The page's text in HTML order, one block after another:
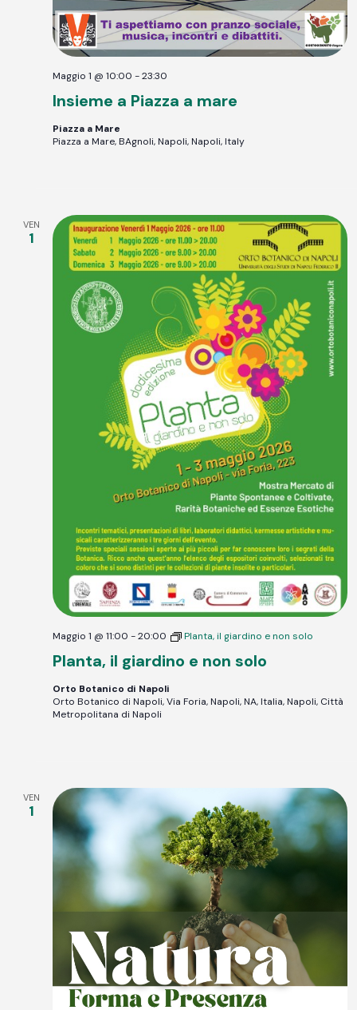
Insieme a Piazza a mare
Maggio 1 @ 10:00 -23:30
Piazza a Mare
Piazza a Mare, BAgnoli, Napoli, Napoli, Italy
VEN
1
Planta, il giardino e non solo
Maggio 1 @ 11:00 -20:00 Planta, il giardino e non solo
Orto Botanico di Napoli
Orto Botanico di Napoli, Via Foria, Napoli, NA, Italia, Napoli, Città
Metropolitana di Napoli
VEN
1